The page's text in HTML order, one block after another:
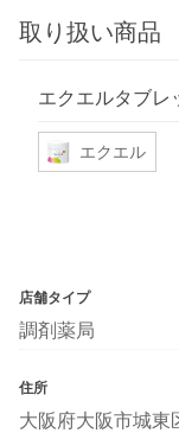
取り扱い商品
エクエルタブレ
エクエル
店舗タイプ
調剤薬局
住所
大阪府大阪市城東